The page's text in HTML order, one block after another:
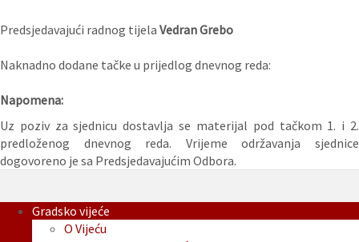
Predsjedavajući radnog tijela Vedran Grebo
Naknadno dodane tačke u prijedlog dnevnog reda:
Napomena:
Uz poziv za sjednicu dostavlja se materijal pod tačkom 1. i 2.
predloženog dnevnog reda. Vrijeme održavanja sjednice
dogovoreno je sa Predsjedavajućim Odbora.
Gradsko vijeće
O Vijeću